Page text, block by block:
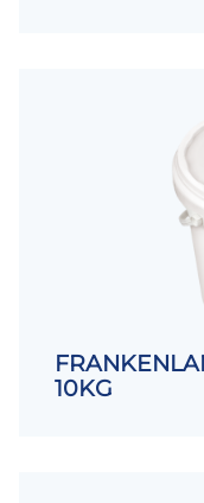
10KG